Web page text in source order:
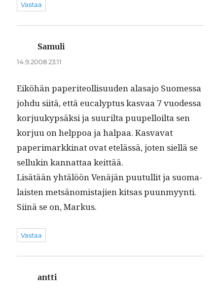
Vastaa
Samuli
14.9.2008 23:11
Eiköhän paperi­te­ol­lisu­u­den alasajo Suomes­sa
johdu siitä, että euca­lyp­tus kas­vaa 7 vuodessa
kor­juukyp­säk­si ja suuril­ta puu­pel­loil­ta sen
kor­juu on help­poa ja hal­paa. Kas­va­vat
paper­i­markki­nat ovat etelässä, joten siel­lä se
sel­l­ukin kan­nat­taa keittää.
Lisätään yhtälöön Venäjän puu­tul­lit ja suo­ma­
lais­ten met­sän­o­mis­ta­jien kit­sas puunmyynti.
Siinä se on, Markus.
Vastaa
antti